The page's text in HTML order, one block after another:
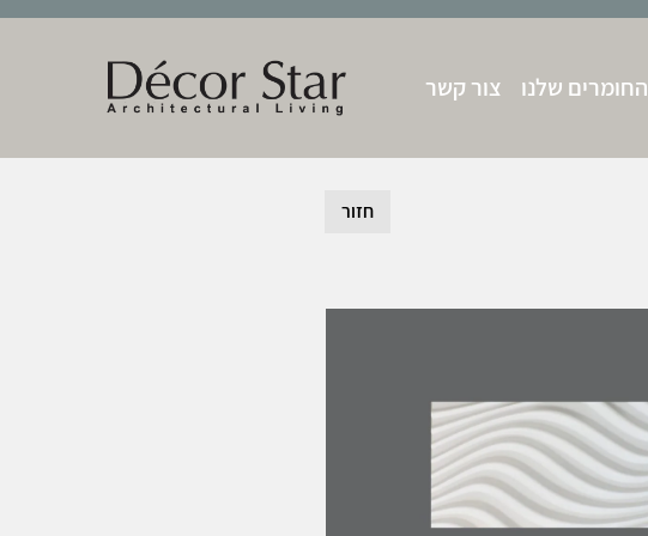
החומרים שלנו צור קשר
חזור